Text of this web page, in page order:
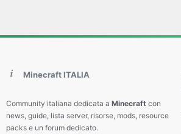
Minecraft ITALIA
Community italiana dedicata a Minecraft con
news, guide, lista server, risorse, mods, resource
packs e un forum dedicato.